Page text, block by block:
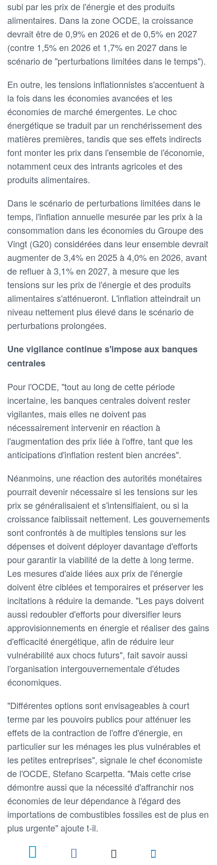
subi par les prix de l'énergie et des produits
alimentaires. Dans la zone OCDE, la croissance
devrait être de 0,9% en 2026 et de 0,5% en 2027
(contre 1,5% en 2026 et 1,7% en 2027 dans le
scénario de "perturbations limitées dans le temps").
En outre, les tensions inflationnistes s'accentuent à
la fois dans les économies avancées et les
économies de marché émergentes. Le choc
énergétique se traduit par un renchérissement des
matières premières, tandis que ses effets indirects
font monter les prix dans l'ensemble de l'économie,
notamment ceux des intrants agricoles et des
produits alimentaires.
Dans le scénario de perturbations limitées dans le
temps, l'inflation annuelle mesurée par les prix à la
consommation dans les économies du Groupe des
Vingt (G20) considérées dans leur ensemble devrait
augmenter de 3,4% en 2025 à 4,0% en 2026, avant
de refluer à 3,1% en 2027, à mesure que les
tensions sur les prix de l'énergie et des produits
alimentaires s'atténueront. L'inflation atteindrait un
niveau nettement plus élevé dans le scénario de
perturbations prolongées.
Une vigilance continue s'impose aux banques
centrales
Pour l'OCDE, "tout au long de cette période
incertaine, les banques centrales doivent rester
vigilantes, mais elles ne doivent pas
nécessairement intervenir en réaction à
l'augmentation des prix liée à l'offre, tant que les
anticipations d'inflation restent bien ancrées".
Néanmoins, une réaction des autorités monétaires
pourrait devenir nécessaire si les tensions sur les
prix se généralisaient et s'intensifiaient, ou si la
croissance faiblissait nettement. Les gouvernements
sont confrontés à de multiples tensions sur les
dépenses et doivent déployer davantage d'efforts
pour garantir la viabilité de la dette à long terme.
Les mesures d'aide liées aux prix de l'énergie
doivent être ciblées et temporaires et préserver les
incitations à réduire la demande. "Les pays doivent
aussi redoubler d'efforts pour diversifier leurs
approvisionnements en énergie et réaliser des gains
d'efficacité énergétique, afin de réduire leur
vulnérabilité aux chocs futurs", fait savoir aussi
l'organisation intergouvernementale d'études
économiques.
"Différentes options sont envisageables à court
terme par les pouvoirs publics pour atténuer les
effets de la contraction de l'offre d'énergie, en
particulier sur les ménages les plus vulnérables et
les petites entreprises", signale le chef économiste
de l'OCDE, Stefano Scarpetta. "Mais cette crise
démontre aussi que la nécessité d'affranchir nos
économies de leur dépendance à l'égard des
importations de combustibles fossiles est de plus en
plus urgente" ajoute t-il.